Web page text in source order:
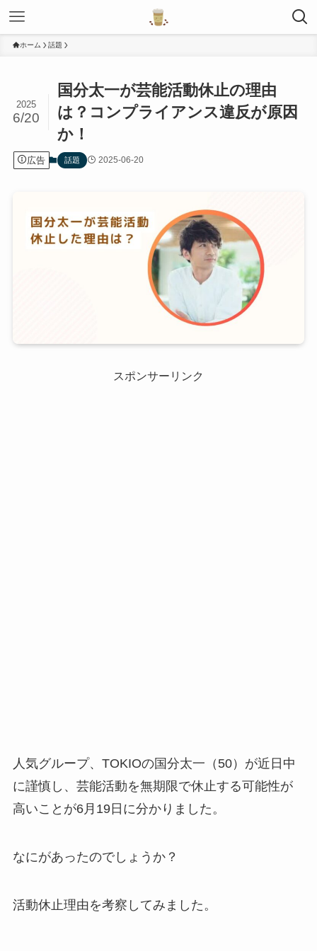
ホーム 話題
国分太一が芸能活動休止の理由
は？コンプライアンス違反が原因
か！
2025
6/20
広告 話題 2025-06-20
スポンサーリンク
人気グループ、TOKIOの国分太一（50）が近日中
に謹慎し、芸能活動を無期限で休止する可能性が
高いことが6月19日に分かりました。
なにがあったのでしょうか？
活動休止理由を考察してみました。